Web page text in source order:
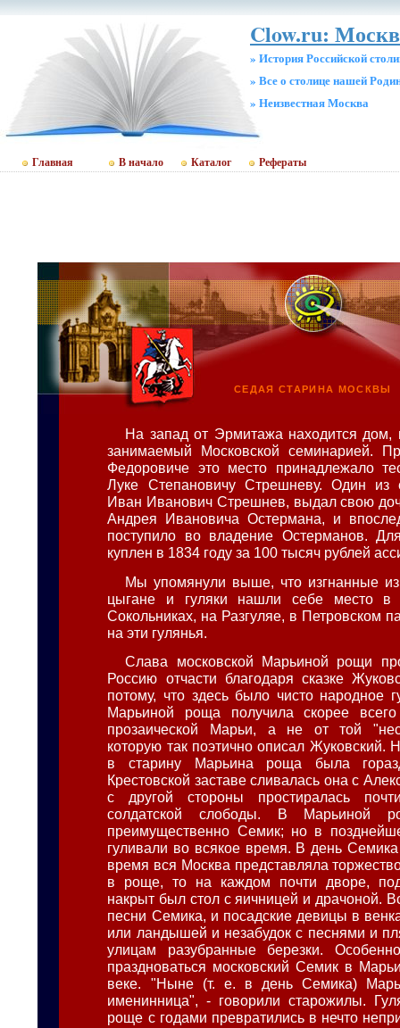
Clow.ru:
» История Российской
» Все о столице нашей
» Неизвестная Москва
Главная В начало Каталог Рефераты
СЕДАЯ СТАРИНА МОСКВЫ
На запад от Эрмитажа находится дом,
занимаемый Московской семинарией.
Федоровиче это место принадлежало
Луке Степановичу Стрешневу. Один из
Иван Иванович Стрешнев, выдал свою
Андрея Ивановича Остермана, и
поступило во владение Остерманов.
куплен в 1834 году за 100 тысяч рублей
Мы упомянули выше, что изгнанные из
цыгане и гуляки нашли себе место в
Сокольниках, на Разгуляе, в Петровском
на эти гулянья.
Слава московской Марьиной рощи
Россию отчасти благодаря сказке
потому, что здесь было чисто народное
Марьиной роща получила скорее всего
прозаической Марьи, а не от той
которую так поэтично описал Жуковский.
в старину Марьина роща была
Крестовской заставе сливалась она с
с другой стороны простиралась
солдатской слободы. В Марьиной
преимущественно Семик; но в
гуливали во всякое время. В день
время вся Москва представляла
в роще, то на каждом почти дворе,
накрыт был стол с яичницей и драчоной.
песни Семика, и посадские девицы в
или ландышей и незабудок с песнями и
улицам разубранные березки.
праздноваться московский Семик в
веке. "Ныне (т. е. в день Семика)
именинница", - говорили старожилы.
роще с годами превратились в нечто